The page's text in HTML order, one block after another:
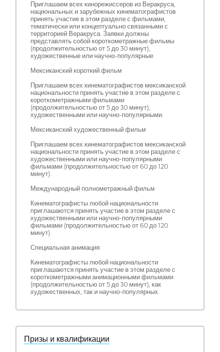
Приглашаем всех кинорежиссеров из Веракруса,
национальных и зарубежных кинематографистов
принять участие в этом разделе с фильмами,
тематически или концептуально связанными с
территорией Веракруса. Заявки должны
представлять собой короткометражные фильмы
(продолжительностью от 5 до 30 минут),
художественные или научно-популярные.
Мексиканский короткий фильм
Приглашаем всех кинематографистов мексиканской
национальности принять участие в этом разделе с
короткометражными фильмами
(продолжительностью от 5 до 30 минут),
художественными или научно-популярными.
Мексиканский художественный фильм
Приглашаем всех кинематографистов мексиканской
национальности принять участие в этом разделе с
художественными или научно-популярными
фильмами (продолжительностью от 60 до 120
минут).
Международный полнометражный фильм
Кинематографисты любой национальности
приглашаются принять участие в этом разделе с
художественными или научно-популярными
фильмами (продолжительностью от 60 до 120
минут).
Специальная анимация
Кинематографисты любой национальности
приглашаются принять участие в этом разделе с
короткометражными анимационными фильмами
(продолжительностью от 5 до 30 минут), как
художественных, так и научно-популярных.
Призы и квалификации